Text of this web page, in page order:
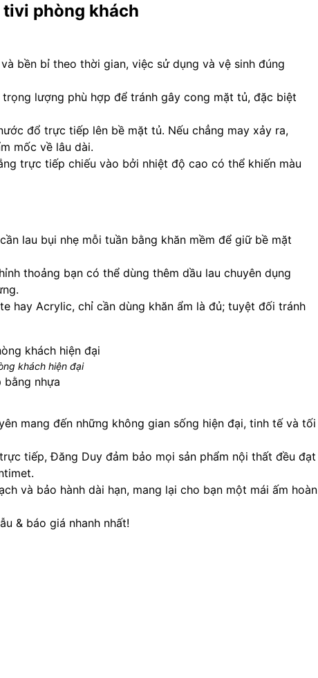
phòng khách
bền bỉ theo thời gian, việc sử dụng và vệ sinh đúng
lượng phù hợp để tránh gây cong mặt tủ, đặc biệt
đổ trực tiếp lên bề mặt tủ. Nếu chẳng may xảy ra,
mốc về lâu dài.
trực tiếp chiếu vào bởi nhiệt độ cao có thể khiến màu
lau bụi nhẹ mỗi tuần bằng khăn mềm để giữ bề mặt
thoảng bạn có thể dùng thêm dầu lau chuyên dụng
hay Acrylic, chỉ cần dùng khăn ẩm là đủ; tuyệt đối tránh
khách hiện đại
bằng nhựa
mang đến những không gian sống hiện đại, tinh tế và tối
tiếp, Đăng Duy đảm bảo mọi sản phẩm nội thất đều đạt
và bảo hành dài hạn, mang lại cho bạn một mái ấm hoàn
& báo giá nhanh nhất!